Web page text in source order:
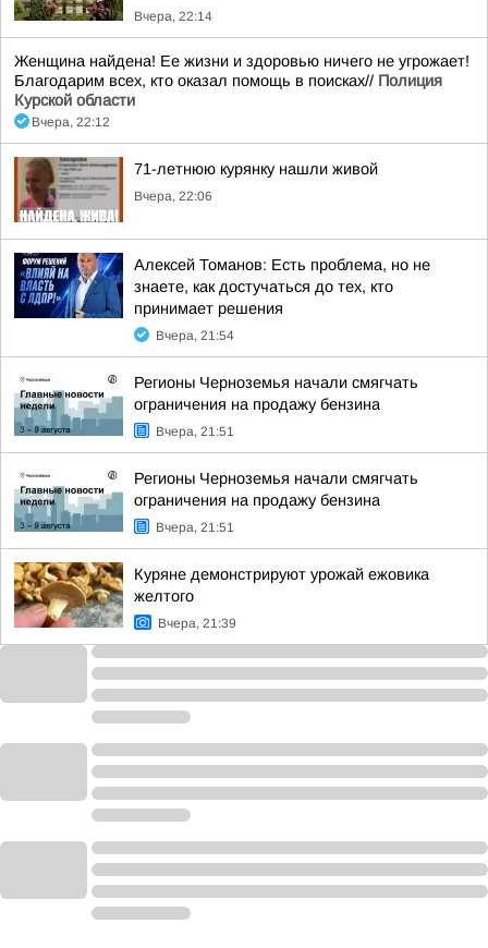
Вчера, 22:14
Женщина найдена! Ее жизни и здоровью ничего не угрожает!
Благодарим всех, кто оказал помощь в поисках// Полиция
Курской области
Вчера, 22:12
71-летнюю курянку нашли живой
Вчера, 22:06
Алексей Томанов: Есть проблема, но не
знаете, как достучаться до тех, кто
принимает решения
Вчера, 21:54
Регионы Черноземья начали смягчать
ограничения на продажу бензина
Вчера, 21:51
Регионы Черноземья начали смягчать
ограничения на продажу бензина
Вчера, 21:51
Куряне демонстрируют урожай ежовика
желтого
Вчера, 21:39